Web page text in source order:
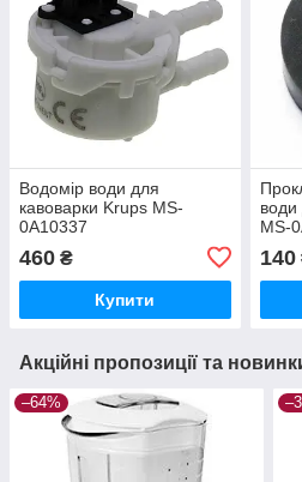
Водомір води для
кавоварки Krups MS-
0A10337
460 ₴
Купити
води
MS-
140
Акційні пропозиції та
–64%